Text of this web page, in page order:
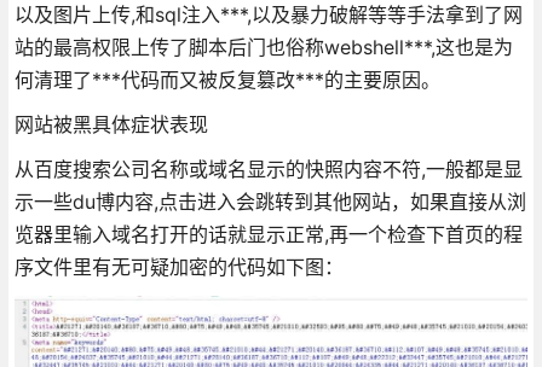
以及图片上传,和sql注入***,以及暴力破解等等手法拿到了网
站的最高权限上传了脚本后门也俗称webshell***,这也是为
何清理了***代码而又被反复篡改***的主要原因。
网站被黑具体症状表现
从百度搜索公司名称或域名显示的快照内容不符,一般都是显
示一些du博内容,点击进入会跳转到其他网站，如果直接从浏
览器里输入域名打开的话就显示正常,再一个检查下首页的程
序文件里有无可疑加密的代码如下图：